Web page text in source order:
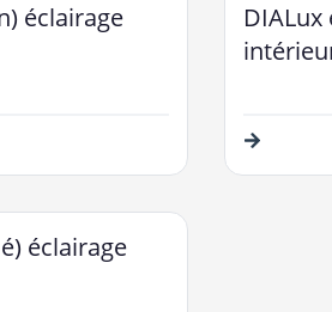
éclairage
éclairage